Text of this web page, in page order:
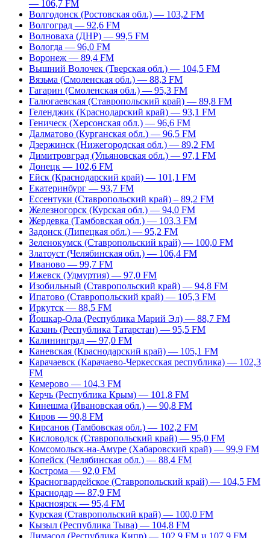
— 106,7 FM
Волгодонск (Ростовская обл.) — 103,2 FM
Волгоград — 92,6 FM
Волноваха (ДНР) — 99,5 FM
Вологда — 96,0 FM
Воронеж — 89,4 FM
Вышний Волочек (Тверская обл.) — 104,5 FM
Вязьма (Смоленская обл.) — 88,3 FM
Гагарин (Смоленская обл.) — 95,3 FM
Галюгаевская (Ставропольский край) — 89,8 FM
Геленджик (Краснодарский край) — 93,1 FM
Геническ (Херсонская обл.) — 96,6 FM
Далматово (Курганская обл.) — 96,5 FM
Дзержинск (Нижегородская обл.) — 89,2 FM
Димитровград (Ульяновская обл.) — 97,1 FM
Донецк — 102,6 FM
Ейск (Краснодарский край) — 101,1 FM
Екатеринбург — 93,7 FM
Ессентуки (Ставропольский край) – 89,2 FM
Железногорск (Курская обл.) — 94,0 FM
Жердевка (Тамбовская обл.) — 103,3 FM
Задонск (Липецкая обл.) — 95,2 FM
Зеленокумск (Ставропольский край) — 100,0 FM
Златоуст (Челябинская обл.) — 106,4 FM
Иваново — 99,7 FM
Ижевск (Удмуртия) — 97,0 FM
Изобильный (Ставропольский край) — 94,8 FM
Ипатово (Ставропольский край) — 105,3 FM
Иркутск — 88,5 FM
Йошкар-Ола (Республика Марий Эл) — 88,7 FM
Казань (Республика Татарстан) — 95,5 FM
Калининград — 97,0 FM
Каневская (Краснодарский край) — 105,1 FM
Карачаевск (Карачаево-Черкесская республика) — 102,3
FM
Кемерово — 104,3 FM
Керчь (Республика Крым) — 101,8 FM
Кинешма (Ивановская обл.) — 90,8 FM
Киров — 90,8 FM
Кирсанов (Тамбовская обл.) — 102,2 FM
Кисловодск (Ставропольский край) — 95,0 FM
Комсомольск-на-Амуре (Хабаровский край) — 99,9 FM
Копейск (Челябинская обл.) — 88,4 FM
Кострома — 92,0 FM
Красногвардейское (Ставропольский край) — 104,5 FM
Краснодар — 87,9 FM
Красноярск — 95,4 FM
Курская (Ставропольский край) — 100,0 FM
Кызыл (Республика Тыва) — 104,8 FM
Лимасол (Республика Кипр) — 102,9 FM и 107,9 FM